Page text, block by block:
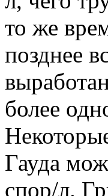
то же
позднее
более
Гауда
спор/л.